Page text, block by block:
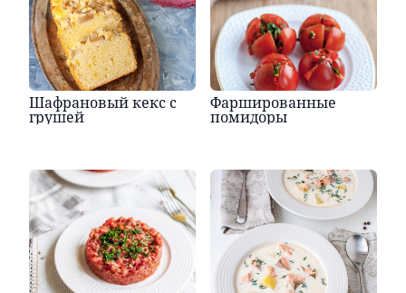
Шафрановый кекс с
грушей
Фаршированные
помидоры